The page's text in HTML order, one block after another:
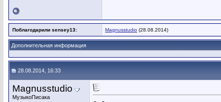
Поблагодарили sensey13: Magnusstudio (28.08.2014)
Дополнительная информация
28.08.2014, 16:33
Magnusstudio
МузыкоПисака